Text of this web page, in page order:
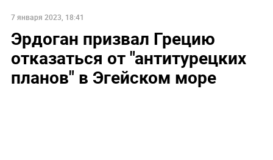
7 января 2023, 18:41
Эрдоган призвал Грецию
отказаться от "антитурецких
планов" в Эгейском море